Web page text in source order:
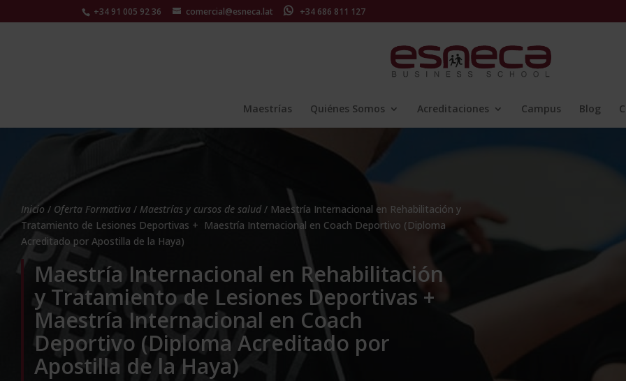
+34 91 005 92 36 comercial@esneca.lat +34 686 811 127
Maestrías Quiénes Somos Acreditaciones Campus Blog
Inicio / Oferta Formativa / Maestrías y cursos de salud / Maestría Internacional en Rehabilitación y
Tratamiento de Lesiones Deportivas + Maestría Internacional en Coach Deportivo (Diploma
Acreditado por Apostilla de la Haya)
Maestría Internacional en Rehabilitación
y Tratamiento de Lesiones Deportivas +
Maestría Internacional en Coach
Deportivo (Diploma Acreditado por
Apostilla de la Haya)